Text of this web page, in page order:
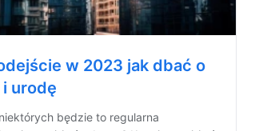
w 2023 jak dbać o
urodę
będzie to regularna